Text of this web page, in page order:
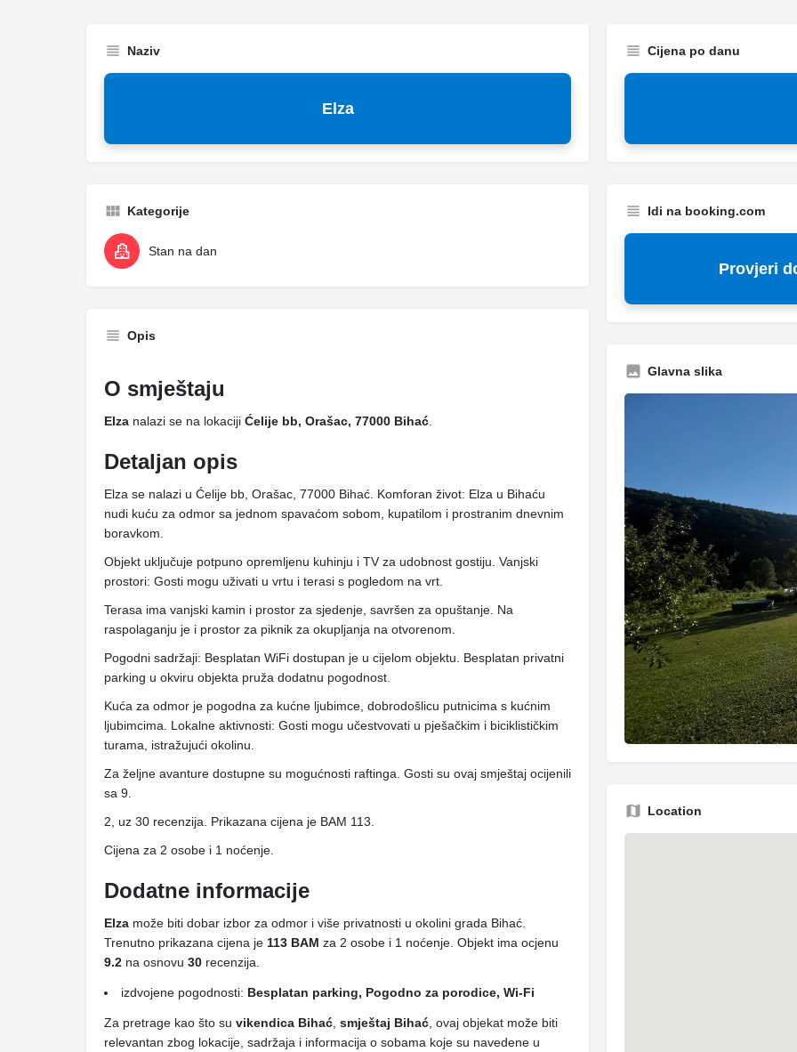
Naziv
Elza
Kategorije
Stan na dan
Opis
O smještaju
Elza nalazi se na lokaciji Ćelije bb, Orašac, 77000 Bihać
Detaljan opis
Elza se nalazi u Ćelije bb, Orašac, 77000 Bihać. Komforan život: Elza u Bihaću
nudi kuću za odmor sa jednom spavaćom sobom, kupatilom i prostranim dnevnim
boravkom.
Objekt uključuje potpuno opremljenu kuhinju i TV za udobnost gostiju. Vanjski
prostori: Gosti mogu uživati ​​u vrtu i terasi s pogledom na vrt.
Terasa ima vanjski kamin i prostor za sjedenje, savršen za opuštanje. Na
raspolaganju je i prostor za piknik za okupljanja na otvorenom.
Pogodni sadržaji: Besplatan WiFi dostupan je u cijelom objektu. Besplatan privatni
parking u okviru objekta pruža dodatnu pogodnost.
Kuća za odmor je pogodna za kućne ljubimce, dobrodošlicu putnicima s kućnim
ljubimcima. Lokalne aktivnosti: Gosti mogu učestvovati u pješačkim i biciklističkim
turama, istražujući okolinu.
Za željne avanture dostupne su mogućnosti raftinga. Gosti su ovaj smještaj ocijenili
sa 9.
2, uz 30 recenzija. Prikazana cijena je BAM 113.
Cijena za 2 osobe i 1 noćenje.
Dodatne informacije
Elza može biti dobar izbor za odmor i više privatnosti u okolini grada Bihać.
Trenutno prikazana cijena je 113 BAM za 2 osobe i 1 noćenje. Objekt ima ocjenu
9.2 na osnovu 30 recenzija.
izdvojene pogodnosti: Besplatan parking, Pogodno za porodice, Wi-Fi
Za pretrage kao što su vikendica Bihać smještaj Bihać , ovaj objekat može biti
relevantan zbog lokacije, sadržaja i informacija o sobama koje su navedene u
Cijena po danu
Idi na booking.com
Provjeri
Glavna slika
Location